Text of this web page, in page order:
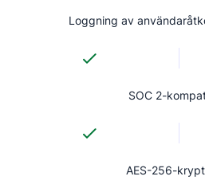
Loggning av
SOC 2-
AES-256-